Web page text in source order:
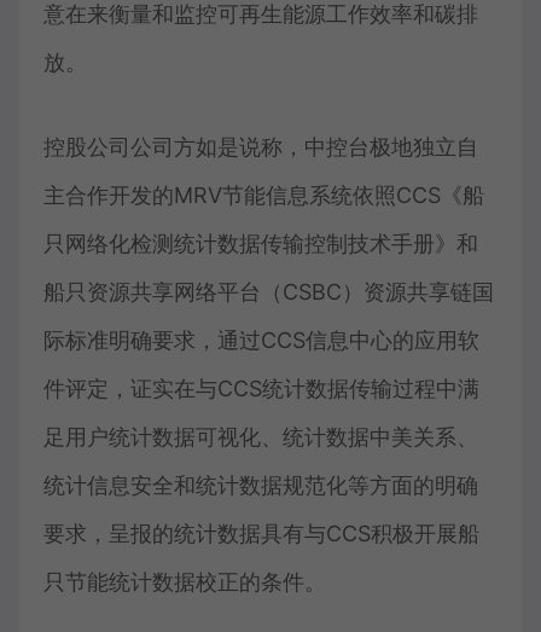
意在来衡量和监控可再生能源工作效率和碳排
放。
控股公司公司方如是说称，中控台极地独立自
主合作开发的MRV节能信息系统依照CCS《船
只网络化检测统计数据传输控制技术手册》和
船只资源共享网络平台（CSBC）资源共享链国
际标准明确要求，通过CCS信息中心的应用软
件评定，证实在与CCS统计数据传输过程中满
足用户统计数据可视化、统计数据中美关系、
统计信息安全和统计数据规范化等方面的明确
要求，呈报的统计数据具有与CCS积极开展船
只节能统计数据校正的条件。